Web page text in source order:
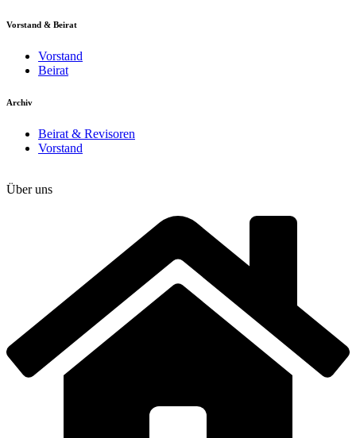
Vorstand & Beirat
Vorstand
Beirat
Archiv
Beirat & Revisoren
Vorstand
Über uns